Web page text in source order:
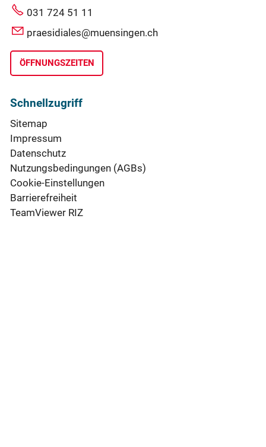
031 724 51 11
praesidiales@muensingen.ch
ÖFFNUNGSZEITEN
Schnellzugriff
Sitemap
Impressum
Datenschutz
Nutzungsbedingungen (AGBs)
Cookie-Einstellungen
Barrierefreiheit
TeamViewer RIZ